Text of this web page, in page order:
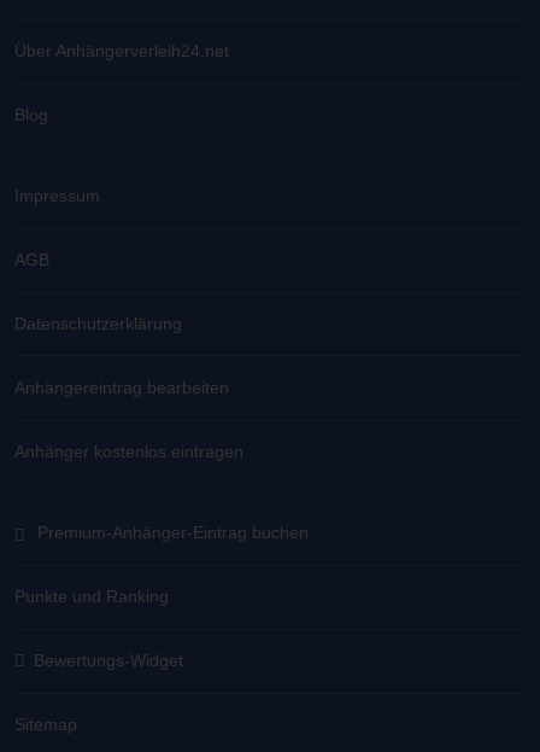
Über Anhängerverleih24.net
Blog
Impressum
AGB
Datenschutzerklärung
Anhängereintrag bearbeiten
Anhänger kostenlos eintragen
Premium-Anhänger-Eintrag buchen
Punkte und Ranking
Bewertungs-Widget
Sitemap